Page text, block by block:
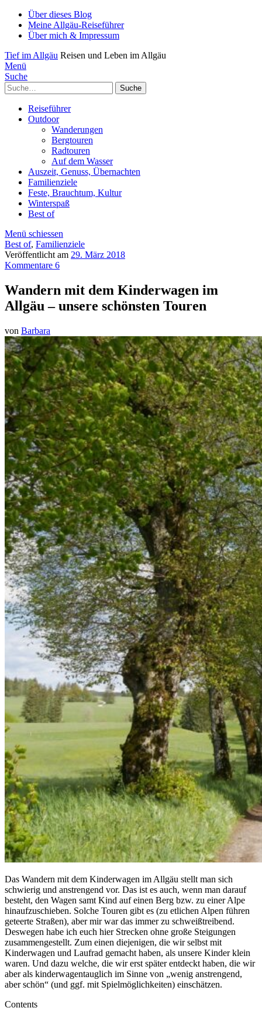
Über dieses Blog
Meine Allgäu-Reiseführer
Über mich & Impressum
Tief im Allgäu Reisen und Leben im Allgäu
Menü
Suche
Suche
Reiseführer
Outdoor
Wanderungen
Bergtouren
Radtouren
Auf dem Wasser
Auszeit, Genuss, Übernachten
Familienziele
Feste, Brauchtum, Kultur
Winterspaß
Best of
Menü schiessen
Best of, Familienziele
Veröffentlicht am 29. März 2018
Kommentare 6
Wandern mit dem Kinderwagen im
Allgäu – unsere schönsten Touren
von Barbara
Das Wandern mit dem Kinderwagen im Allgäu stellt man sich
schwierig und anstrengend vor. Das ist es auch, wenn man darauf
besteht, den Wagen samt Kind auf einen Berg bzw. zu einer Alpe
hinaufzuschieben. Solche Touren gibt es (zu etlichen Alpen führen
geteerte Straßen), aber mir war das immer zu schweißtreibend.
Deswegen habe ich euch hier Strecken ohne große Steigungen
zusammengestellt. Zum einen diejenigen, die wir selbst mit
Kinderwagen und Laufrad gemacht haben, als unsere Kinder klein
waren. Und dazu welche, die wir erst später entdeckt haben, die wir
aber als kinderwagentauglich im Sinne von „wenig anstrengend,
aber schön“ (und ggf. mit Spielmöglichkeiten) einschätzen.
Contents